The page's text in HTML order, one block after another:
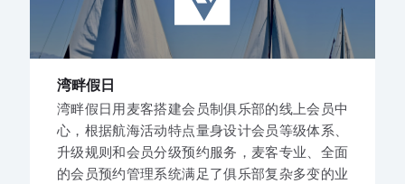
湾畔假日
湾畔假日用麦客搭建会员制俱乐部的线上会员中
心，根据航海活动特点量身设计会员等级体系、
升级规则和会员分级预约服务，麦客专业、全面
的会员预约管理系统满足了俱乐部复杂多变的业